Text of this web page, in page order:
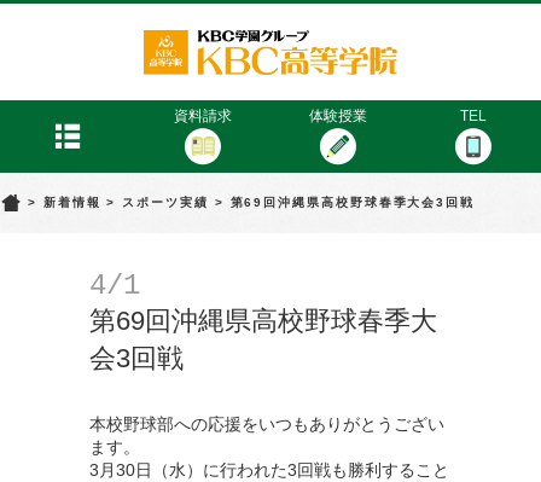
資料請求 体験授業 TEL
> 新着情報 > スポーツ実績 > 第69回沖縄県高校野球春季大会3回戦
4/1
第69回沖縄県高校野球春季大
会3回戦
本校野球部への応援をいつもありがとうござい
ます。
3月30日（水）に行われた3回戦も勝利すること